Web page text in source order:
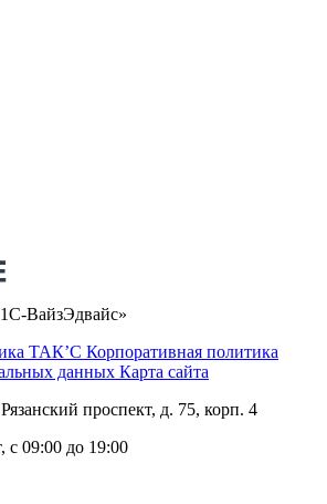
ВайзЭдвайс»
ТАК’C Корпоративная политика
данных Карта сайта
Рязанский проспект, д. 75, корп. 4
с 09:00 до 19:00